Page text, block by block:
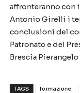
affronteranno con
Antonio Girelli i
conclusioni del
Patronato e del
Brescia
TAGS formazione